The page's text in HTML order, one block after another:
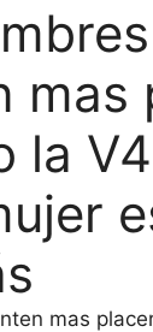
mas
la
mas